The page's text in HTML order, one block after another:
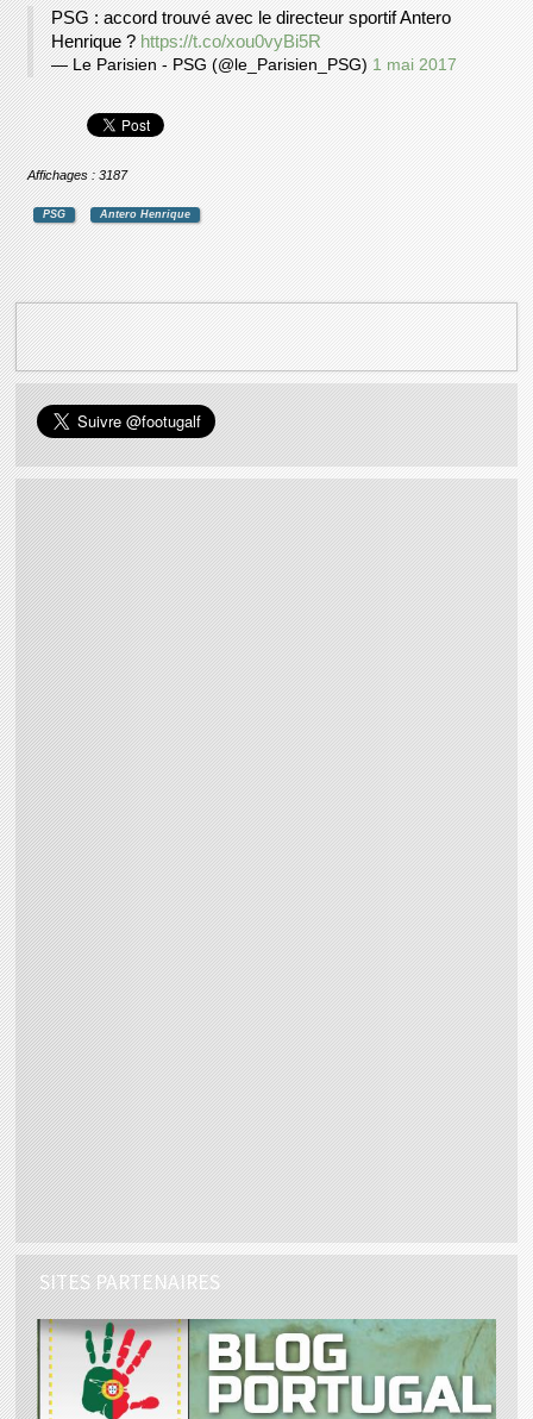
PSG : accord trouvé avec le directeur sportif Antero
Henrique ? https://t.co/xou0vyBi5R
— Le Parisien - PSG (@le_Parisien_PSG) 1 mai 2017
Affichages : 3187
PSG Antero Henrique
SITES PARTENAIRES